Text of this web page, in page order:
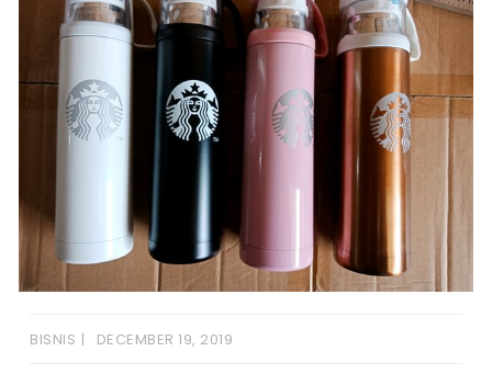
BISNIS DECEMBER 19, 2019